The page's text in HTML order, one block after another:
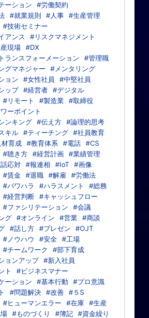
ーション
#労働契約
#就業規則 #人事 #生産管理
#技術セミナー
アンス
#リスクマネジメント
現場 #DX
ランスフォーメーション
#管理職
グマネジャー
#メンタリング
ョン
#女性社員
#中堅社員
ップ #経営者 #デジタル
#リモート #製造業 #取締役
ーポイント
ンキング #伝え方 #論理的思考
キル #ティーチング #社員教育
育成 #教育体系 #電話 #CS
#聴き方 #経営計画 #業績管理
応対 #報連相 #IoT #画像
#賃金 #退職 #解雇
#労働法
#パワハラ #ハラスメント
#総務
#経営判断 #キャッシュフロー
#ファシリテーション
#会議
グ #オンライン #営業 #商談
#話し方 #プレゼン
#OJT
#ノウハウ #安全 #工場
#チームワーク
#部下育成
ョンアップ #新入社員
ト
#ビジネスマナー
ーション
#基本行動
#プロ意識
#問題解決 #改善 #５S
#ヒューマンエラー #在庫 #生産
#ものづくり #簿記 #資金繰り